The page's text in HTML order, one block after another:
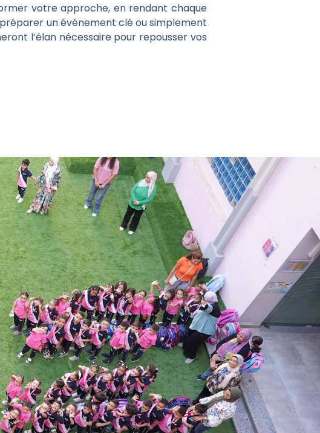
votre approche, en rendant chaque
un événement clé ou simplement
l’élan nécessaire pour repousser vos